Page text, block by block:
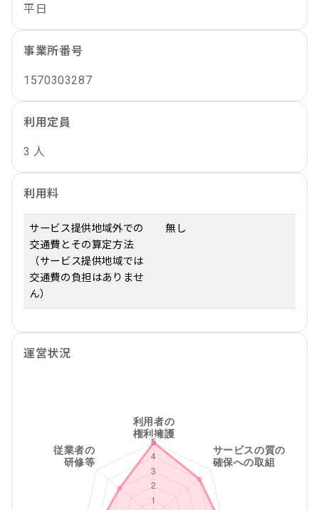
平日
事業所番号
1570303287
利用定員
3 人
利用料
サービス提供地域外での
交通費とその算定方法
（サービス提供地域では
交通費の負担はありませ
ん）
無し
運営状況